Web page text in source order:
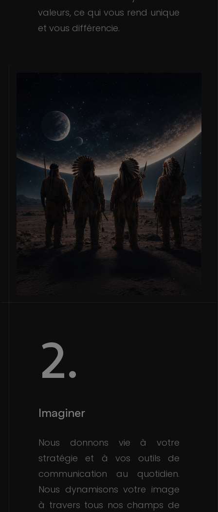
valeurs, ce qui vous rend unique
et vous différencie.
2.
Imaginer
Nous donnons vie à votre
stratégie et à vos outils de
communication au quotidien.
Nous dynamisons votre image
à travers tous nos champs de